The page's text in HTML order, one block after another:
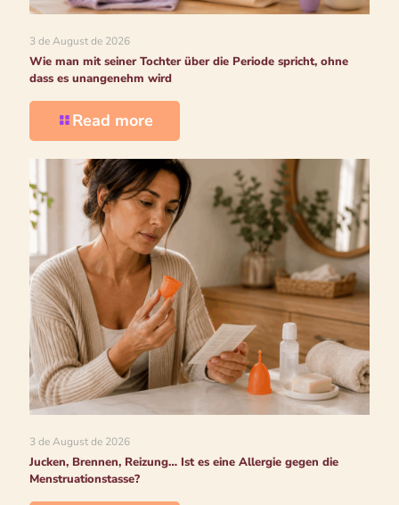
3 de August de 2026
Wie man mit seiner Tochter über die Periode spricht, ohne
dass es unangenehm wird
Read more
3 de August de 2026
Jucken, Brennen, Reizung… Ist es eine Allergie gegen die
Menstruationstasse?